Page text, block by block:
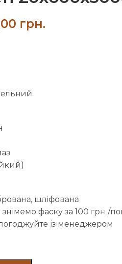
грн.
шліфована
фаску за 100 грн./
із менеджером